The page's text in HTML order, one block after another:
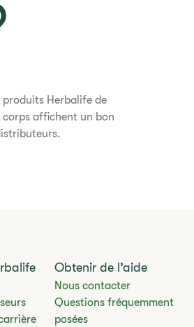
produits Herbalife de
affichent un bon
Obtenir de l’aide
Nous contacter
Questions fréquemment
posées